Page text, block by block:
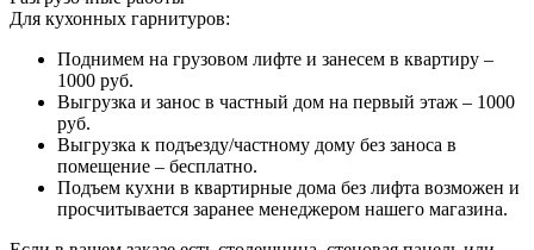
Для кухонных гарнитуров:
Поднимем на грузовом лифте и занесем в квартиру –
1000 руб.
Выгрузка и занос в частный дом на первый этаж – 1000
руб.
Выгрузка к подъезду/частному дому без заноса в
помещение – бесплатно.
Подъем кухни в квартирные дома без лифта возможен и
просчитывается заранее менеджером нашего магазина.